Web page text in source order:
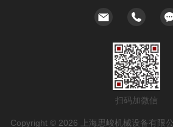
扫码加微信
Copyright © 2026 上海思峻机械设备有限